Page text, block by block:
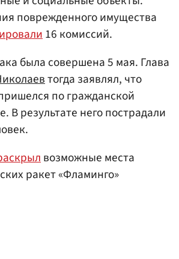
поврежденного имущества
16 комиссий.
была совершена 5 мая. Глава
тогда заявлял, что
по гражданской
В результате него пострадали
возможные места
ракет «Фламинго»